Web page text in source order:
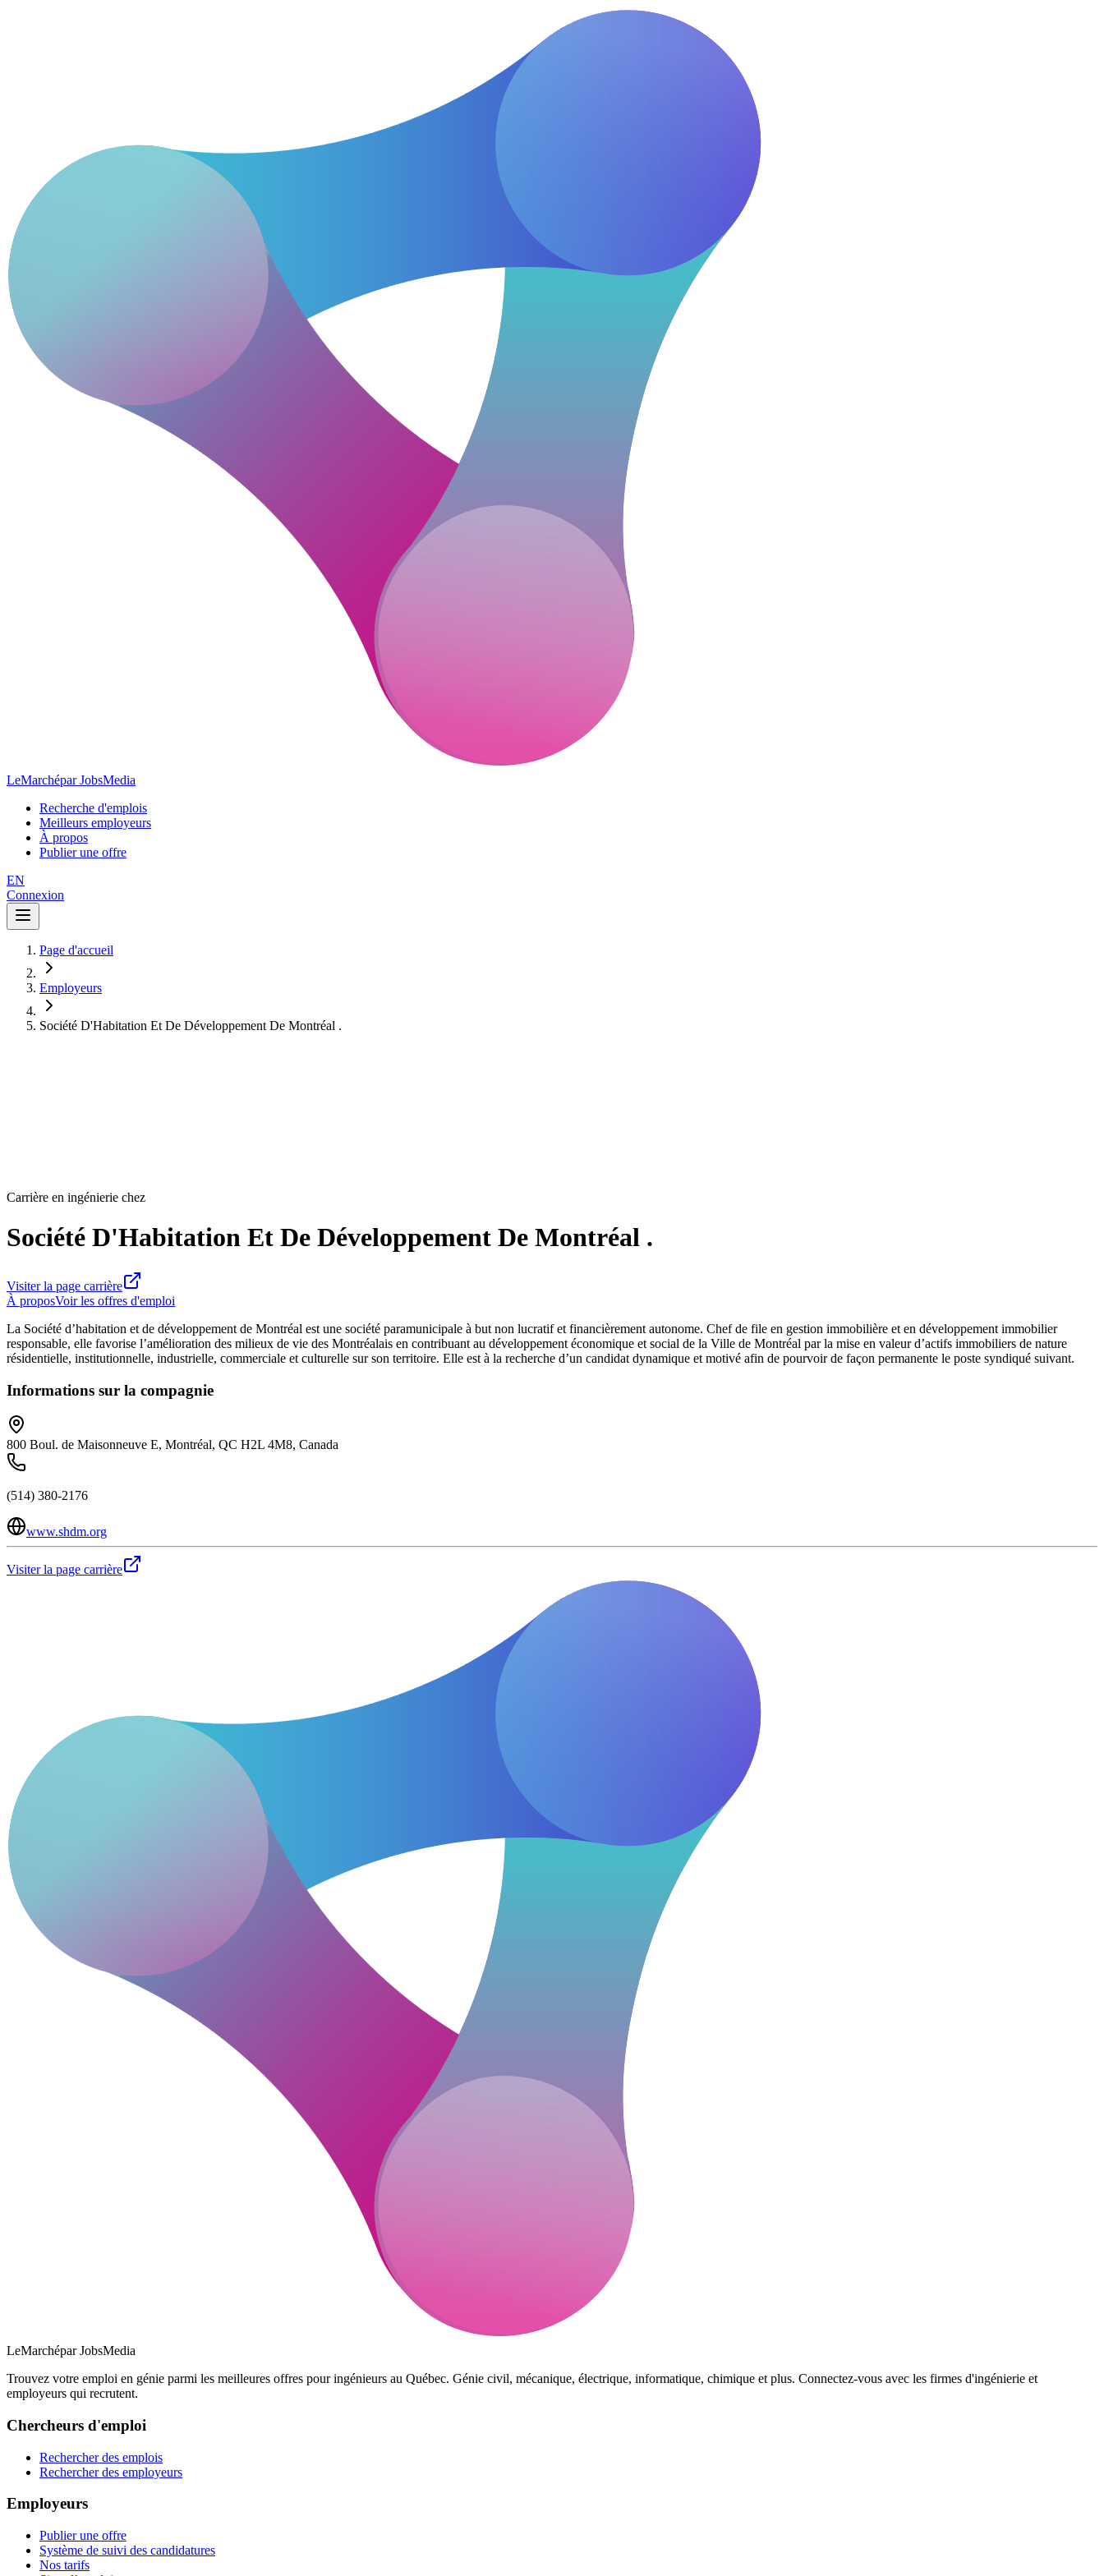
LeMarchépar JobsMedia
Recherche d'emplois
Meilleurs employeurs
À propos
Publier une offre
EN
Connexion
Page d'accueil
Employeurs
Société D'Habitation Et De Développement De Montréal .
Carrière en ingénierie chez
Société D'Habitation Et De Développement De Montréal .
Visiter la page carrière
À proposVoir les offres d'emploi
La Société d’habitation et de développement de Montréal est une société paramunicipale à but non lucratif et financièrement autonome. Chef de file en gestion immobilière et en développement immobilier
responsable, elle favorise l’amélioration des milieux de vie des Montréalais en contribuant au développement économique et social de la Ville de Montréal par la mise en valeur d’actifs immobiliers de nature
résidentielle, institutionnelle, industrielle, commerciale et culturelle sur son territoire. Elle est à la recherche d’un candidat dynamique et motivé afin de pourvoir de façon permanente le poste syndiqué suivant.
Informations sur la compagnie
800 Boul. de Maisonneuve E, Montréal, QC H2L 4M8, Canada
(514) 380-2176
www.shdm.org
Visiter la page carrière
LeMarchépar JobsMedia
Trouvez votre emploi en génie parmi les meilleures offres pour ingénieurs au Québec. Génie civil, mécanique, électrique, informatique, chimique et plus. Connectez-vous avec les firmes d'ingénierie et
employeurs qui recrutent.
Chercheurs d'emploi
Rechercher des emplois
Rechercher des employeurs
Employeurs
Publier une offre
Système de suivi des candidatures
Nos tarifs